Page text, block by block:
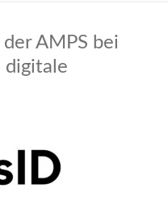
AMPS bei
digitale